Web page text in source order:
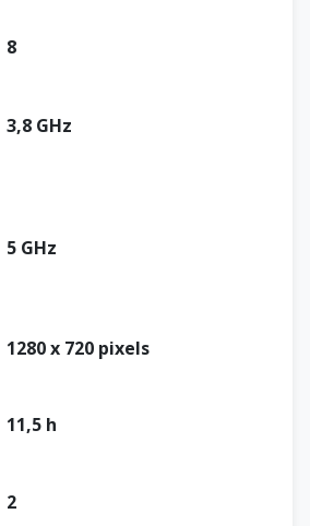
8
3,8 GHz
5 GHz
1280 x 720 pixels
11,5 h
2